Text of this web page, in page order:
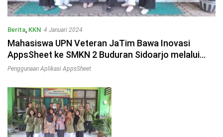
Berita, KKN 4 Januari 2024
Mahasiswa UPN Veteran JaTim Bawa Inovasi
AppsSheet ke SMKN 2 Buduran Sidoarjo melalui
Program KKN MBKM
Penggunaan Aplikasi AppsSheet